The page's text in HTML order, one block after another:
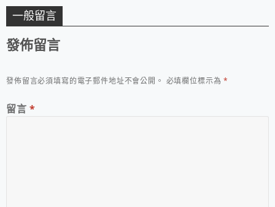
一般留言
發佈留言
發佈留言必須填寫的電子郵件地址不會公開。 必填欄位標示為*
留言 *